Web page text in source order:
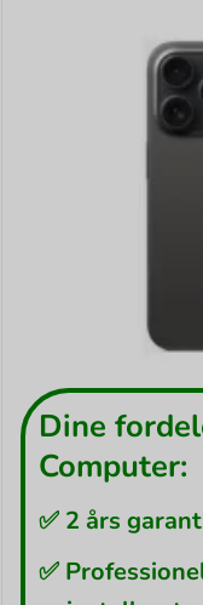
Dine
Computer:
✅ 2 års
✅